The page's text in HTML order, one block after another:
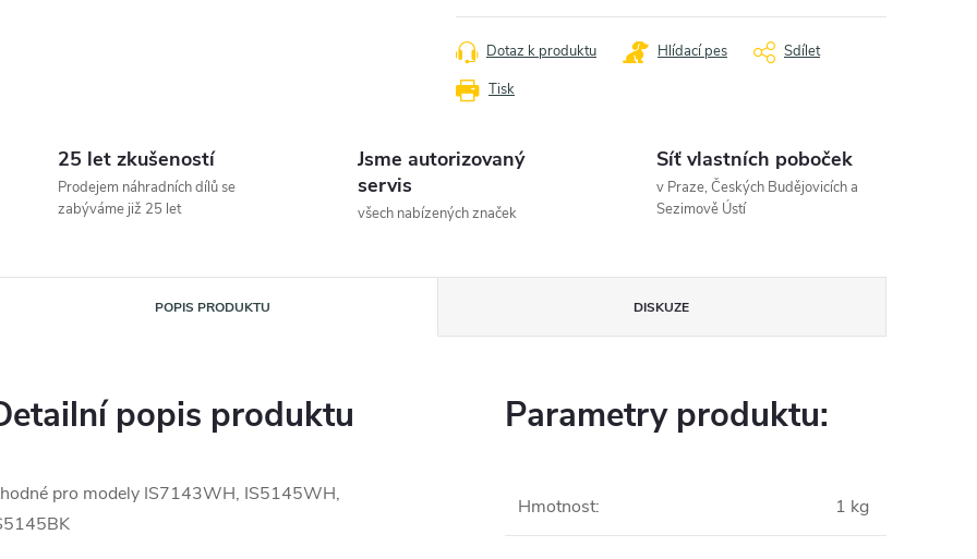
Tisk
Dotaz k produktu Hlídací pes Sdílet
25 let zkušeností
Prodejem náhradních dílů se
zabýváme již 25 let
Jsme autorizovaný
servis
všech nabízených značek
Síť vlastních poboček
v Praze, Českých Budějovicích a
Sezimově Ústí
POPIS PRODUKTU DISKUZE
popis produktu
pro modely IS7143WH, IS5145WH,
Parametry produktu:
Hmotnost: 1 kg